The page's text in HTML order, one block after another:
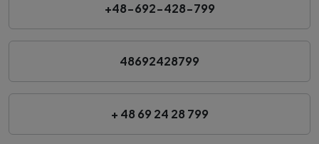
+48-692-428-799
48692428799
+ 48 69 24 28 799